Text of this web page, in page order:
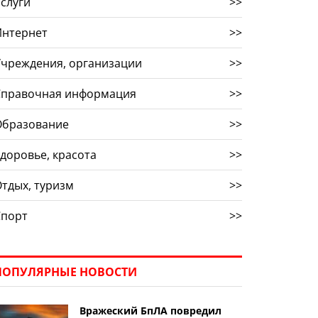
>>
организации
>>
информация
>>
>>
красота
>>
туризм
>>
>>
НОВОСТИ
Вражеский БпЛА повредил